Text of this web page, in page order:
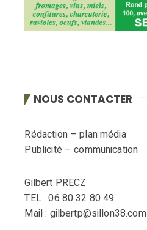
NOUS CONTACTER
Rédaction – plan média
Publicité – communication
Gilbert PRECZ
TEL : 06 80 32 80 49
Mail : gilbertp@sillon38.com